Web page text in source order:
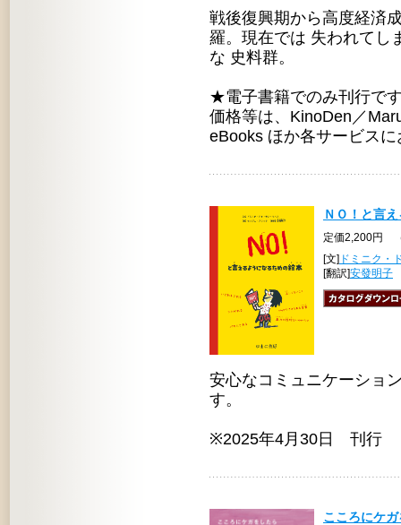
戦後復興期から高度経済
羅。現在では 失われてし
な 史料群。
★電子書籍でのみ刊行で
価格等は、KinoDen／
eBooks ほか各サービス
ＮＯ！と言
定価2,200円
[文] ドミニク・
[翻訳]安發明子
安心なコミュニケーショ
す。
※2025年4月30日 刊行
こころにケ